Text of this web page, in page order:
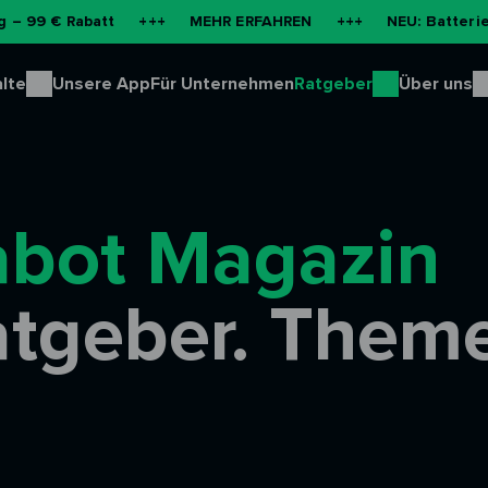
+++ MEHR ERFAHREN +++ NEU: Batteriespeicher für
Unsere AppFür UnternehmenRatgeber Über uns
Magazin